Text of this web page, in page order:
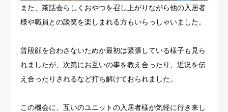
また、茶話会らしくおやつを召し上がりながら他の入居者
様や職員との談笑を楽しまれる方もいらっしゃいました。
普段顔を合わさないためか最初は緊張している様子も見ら
れましたが、次第にお互いの事を教え合ったり、近況を伝
え合ったりされるなど打ち解けておられました。
この機会に、互いのユニットの入居者様が気軽に行き来し